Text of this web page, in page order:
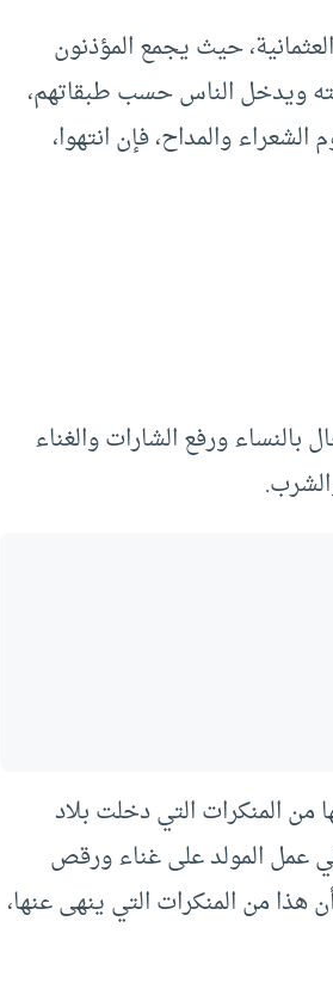
حيث يجمع المؤذنون
ويدخل الناس حسب طبقاتهم،
والمداح، فإن انتهوا،
ورفع الشارات والغناء
المنكرات التي دخلت بلاد
عمل المولد على غناء ورقص
هذا من المنكرات التي ينهى عنها،